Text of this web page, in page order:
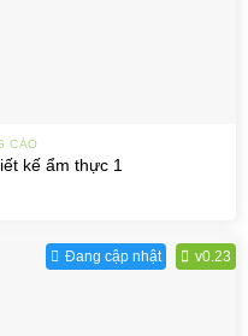
CÁO
kế ẩm thực 1
Đang cập nhật v0.23